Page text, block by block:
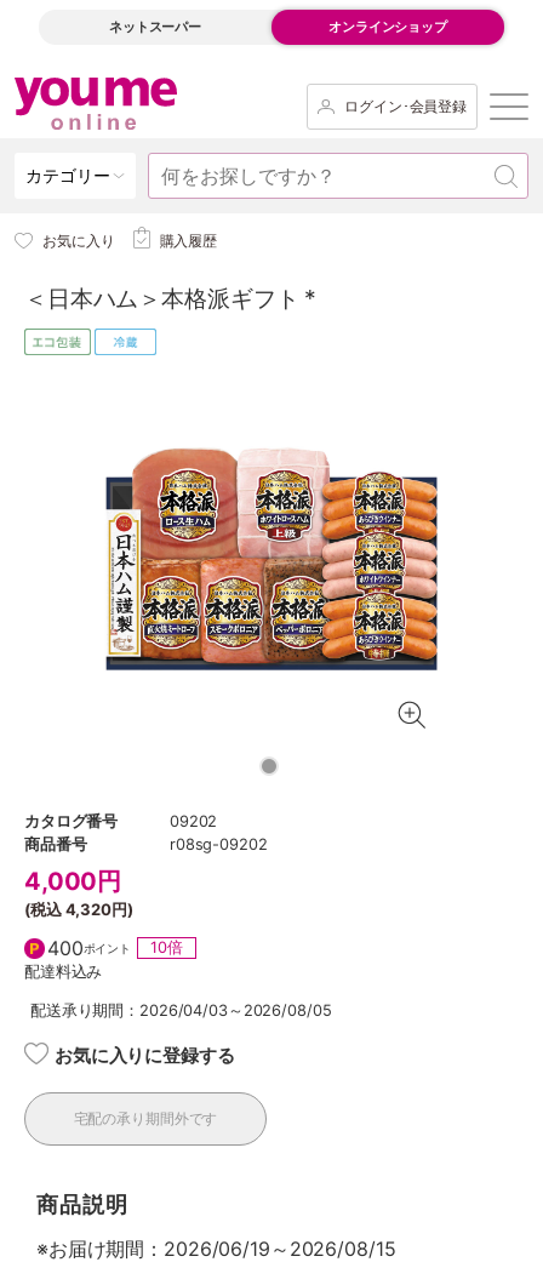
ネットスーパー オンラインショップ
ログイン･会員登録
カテゴリー
お気に入り 購入履歴
＜日本ハム＞本格派ギフト *
カタログ番号
09202
商品番号
r08sg-09202
4,000 円
(税込4,320円)
400ポイント
10倍
配達料込み
配送承り期間：2026/04/03～2026/08/05
お気に入りに登録する
宅配の承り期間外です
商品説明
※お届け期間：2026/06/19～2026/08/15